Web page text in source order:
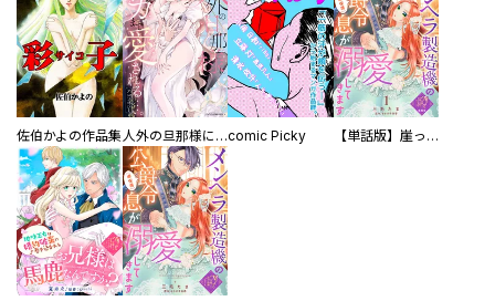
佐伯かよの作品集 人外の旦那様に娶られ毎晩ナカまで愛される…。アンソロジーcomic Picky 【単話版】崖っぷち令嬢ですが、意地と策略で幸せになります！シリーズ